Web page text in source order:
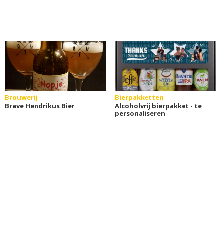
Brouwerij
Brave Hendrikus Bier
Bierpakketten
Alcoholvrij bierpakket - te
personaliseren